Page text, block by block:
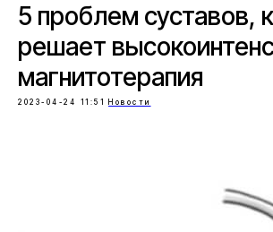
5 проблем суставов,
решает
магнитотерапия
2023-04-24 11:51 Новости